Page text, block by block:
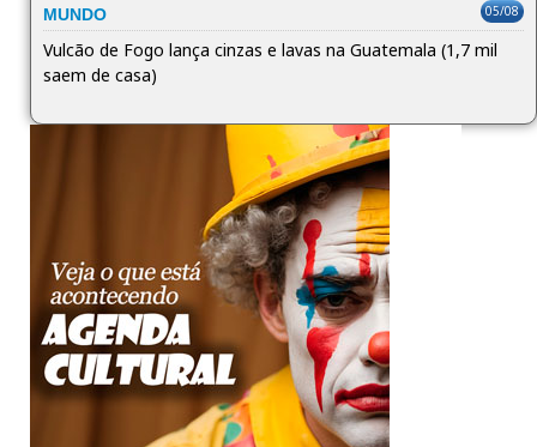
MUNDO 05/08
Vulcão de Fogo lança cinzas e lavas na Guatemala (1,7 mil
saem de casa)